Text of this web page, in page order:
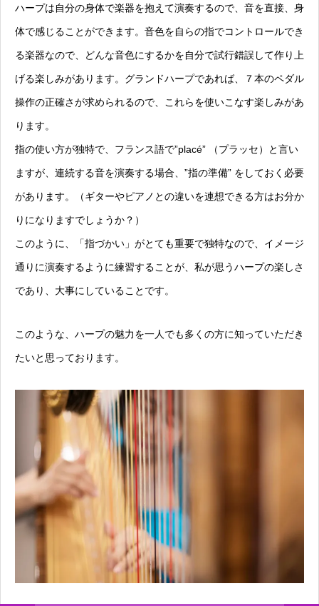
ハープは自分の身体で楽器を抱えて演奏するので、音を直接、身
体で感じることができます。音色を自らの指でコントロールでき
る楽器なので、どんな音色にするかを自分で試行錯誤して作り上
げる楽しみがあります。グランドハープであれば、７本のペダル
操作の正確さが求められるので、これらを使いこなす楽しみがあ
ります。
指の使い方が独特で、フランス語で”placé” （プラッセ）と言い
ますが、連続する音を演奏する場合、”指の準備” をしておく必要
があります。（ギターやピアノとの違いを連想できる方はお分か
りになりますでしょうか？）
このように、「指づかい」がとても重要で独特なので、イメージ
通りに演奏するように練習することが、私が思うハープの楽しさ
であり、大事にしていることです。
このような、ハープの魅力を一人でも多くの方に知っていただき
たいと思っております。